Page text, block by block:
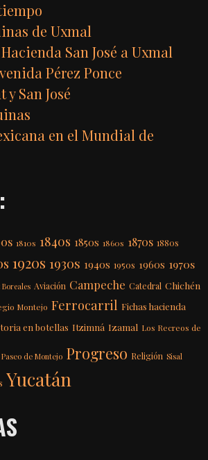
de Uxmal
San José a Uxmal
Pérez Ponce
y San José
en el Mundial de
1810s 1840s 1850s 1860s 1870s 1880s
1920s 1930s 1940s 1950s 1960s 1970s
Aviación Campeche Catedral Chichén
Montejo Ferrocarril Fichas hacienda
en botellas Itzimná Izamal Los Recreos de
Paseo de Montejo Progreso Religión Sisal
Yucatán